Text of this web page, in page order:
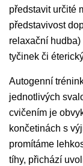
představit určité
představivost
relaxační
tyčinek či
Autogenní
jednotlivých
cvičením je
končetinách s
promítáme
tíhy, přichází